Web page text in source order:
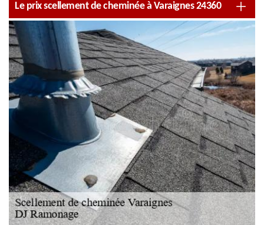
Le prix scellement de cheminée à Varaignes 24360